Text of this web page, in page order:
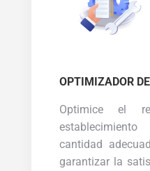
OPTIMIZADOR
Optimice el
cantidad
garantizar la